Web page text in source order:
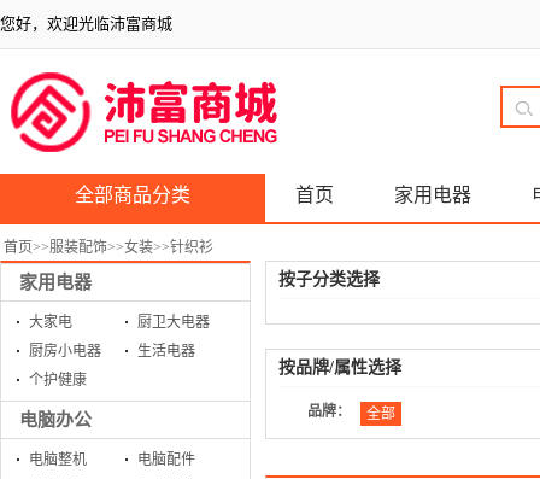
您好，欢迎光临沛富商城
全部商品分类 首页 家用电器
首页>>服装配饰>>女装>>针织衫
家用电器
大家电
厨卫大电器
厨房小电器
生活电器
个护健康
电脑办公
电脑整机
电脑配件
按子分类选择
按品牌/属性选择
品牌： 全部